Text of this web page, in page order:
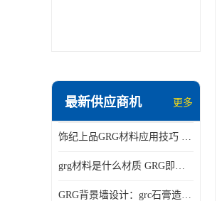
最新供应商机 更多
饰纪上品GRG材料应用技巧 如何在工程中实现装饰效果
grg材料是什么材质 GRG即玻璃纤维增强石膏
GRG背景墙设计：grc石膏造型的创意灵感集